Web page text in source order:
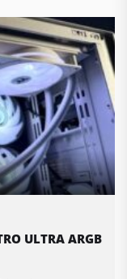
ULTRA ARGB